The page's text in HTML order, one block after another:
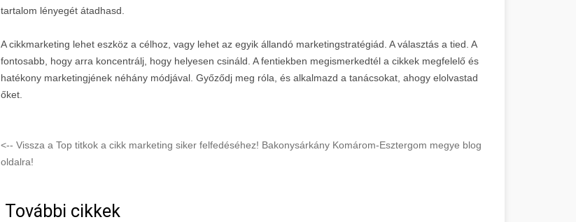
tartalom lényegét átadhasd.
A cikkmarketing lehet eszköz a célhoz, vagy lehet az egyik állandó marketingstratégiád. A választás a tied. A
fontosabb, hogy arra koncentrálj, hogy helyesen csináld. A fentiekben megismerkedtél a cikkek megfelelő és
hatékony marketingjének néhány módjával. Győződj meg róla, és alkalmazd a tanácsokat, ahogy elolvastad
őket.
<-- Vissza a Top titkok a cikk marketing siker felfedéséhez! Bakonysárkány Komárom-Esztergom megye blog
oldalra!
További cikkek